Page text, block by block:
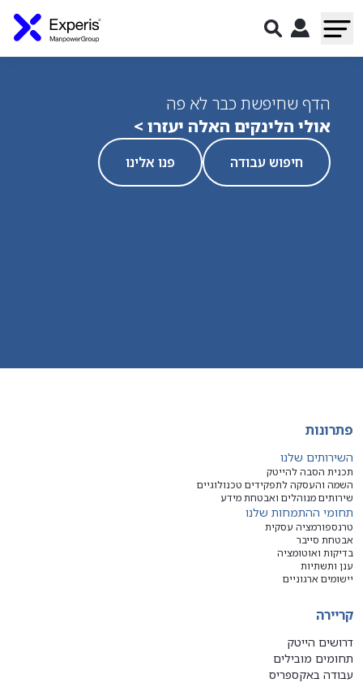
הדף שחיפשת כבר לא פה
אולי הלינקים האלה יעזרו >
חיפוש עבודה פנו אלינו
פתרונות
השירותים שלנו
תכנית הסבה להייטק
השמה והעסקה לתפקידים טכנולוגיים
שירותים מנוהלים ואבטחת מידע
תחומי ההתמחות שלנו
טרנספורמציה עסקית
אבטחת סייבר
בדיקות ואוטומציה
ענן ותשתיות
יישומים ארגוניים
קריירה
דרושים הייטק
תחומים מובילים
עבודה באקספריס